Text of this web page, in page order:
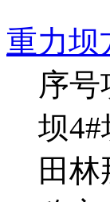
重力坝
序
坝
田